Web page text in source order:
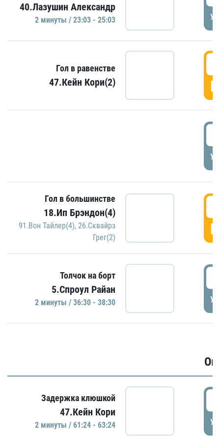
40.Лазушин Александр
2 минуты / 23:03 - 25:03
Гол в равенстве
47.Кейн Кори(2)
Гол в большинстве
18.Ип Брэндон(4)
91.Вон Тайлер(4), 26.Сквайрз
Грег(2)
Толчок на борт
5.Спроул Райан
2 минуты / 36:30 - 38:30
Задержка клюшкой
47.Кейн Кори
2 минуты / 61:24 - 63:24